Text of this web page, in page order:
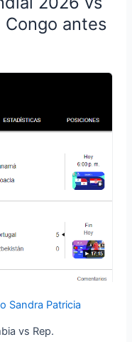
Congo antes
Sandra Patricia
vs Rep.